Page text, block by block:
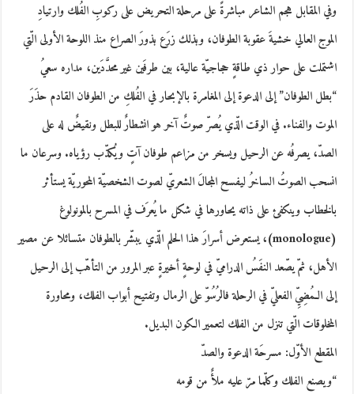
وفي المقابل هجم الشاعر مباشرةً على مرحلة التحريض على ركوبِ الفُلك وارتيادِ
الموج العالي خشيةَ عقوبة الطوفان، وبذلك زرَع بذورَ الصراع منذ اللوحة الأولى الّتي
اشتملت على حوار ذي طاقةٍ حجاجيّة عالية، بين طرفَين غير محدَّدَين، مداره سعيُ
“بطل الطوفان” إلى الدعوة إلى المغامرة بالإبحار في الفُلكِ من الطوفان القادم حذَرَ
الموت والفناء. في الوقت الّذي يُصرّ صوتٌ آخر هو انشطارٌ للبطل ونقيضٌ له على
الصدّ، يصرفُه عن الرحيل ويسخر من مزاعم طوفان آتٍ ويُكذّب رؤياه. وسرعان ما
انسحب الصوتُ الساخرُ ليفسح المجالَ الشعريّ لصوت الشخصيّة المحوريّة يستأثر
بالخطاب وينكفئ على ذاته يحاورها في شكل ما يُعرَف في المسرح بالمونولوغ
(monologue)، يستعرض أسرارَ هذا الحلم الّذي يبشّر بالطوفان متسائلا عن مصير
الأهل، ثمّ يصّعد النفَسُ الدراميّ في لوحةٍ أخيرةٍ عبر المرور من التأهّب إلى الرحيل
إلى الـمُضِيِّ الفعليّ في الرحلة فالرُسُوّ على الرمال وتفتيح أبواب الفلك، ومحاورة
المخلوقات الّتي تنزل من الفلك لتعمير الكون البديل.
المقطع الأوّل: مسرحَة الدعوة والصدّ
“ويصنع الفلك وكلّما مرّ عليه ملأٌ من قومه